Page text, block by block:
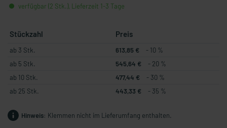
verfügbar (2 Stk.), Lieferzeit 1-3 Tage
Stückzahl Preis
ab 3 Stk. 613,85 €
- 10 %
ab 5 Stk.
545,64 €
- 20 %
ab 10 Stk.
477,44 €
- 30 %
ab 25 Stk.
443,33 € - 35 %
Hinweis: Klemmen nicht im Lieferumfang enthalten.